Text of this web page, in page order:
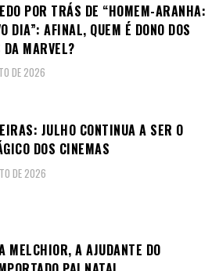
POR TRÁS DE “HOMEM-ARANHA:
DIA”: AFINAL, QUEM É DONO DOS
DA MARVEL?
DE 2026
JULHO CONTINUA A SER O
DOS CINEMAS
DE 2026
MELCHIOR, A AJUDANTE DO